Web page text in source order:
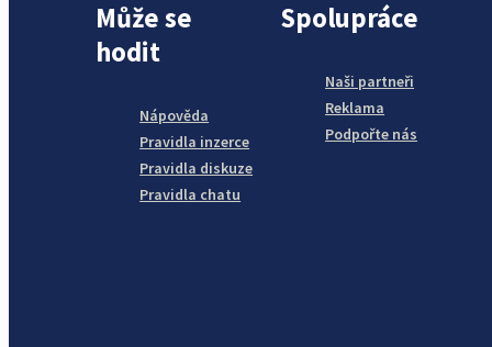
Může se
hodit
Nápověda
Pravidla inzerce
Pravidla diskuze
Pravidla chatu
Spolupráce
Naši partneři
Reklama
Podpořte nás